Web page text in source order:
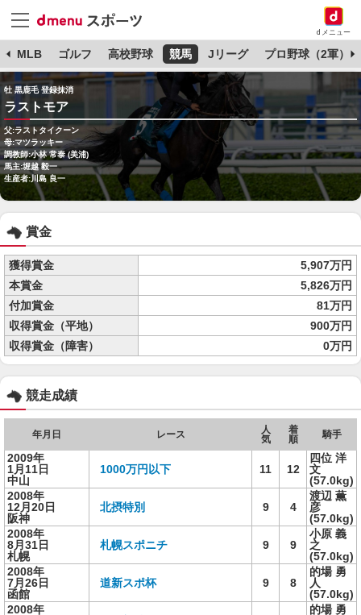
dメニュー
MLB ゴルフ 高校野球 競馬 Jリーグ プロ野球（2軍）
牡 黒鹿毛 登録抹消
ラストモア
父:ラストタイクーン
母:マツラッキー
調教師:小林 常泰 (美浦)
馬主:堀越 毅一
生産者:川島 良一
賞金
獲得賞金
5,907万円
本賞金
5,826万円
付加賞金
81万円
収得賞金（平地）
900万円
収得賞金（障害）
0万円
競走成績
年月日 レース
人
気
着
順
騎手
2009年
1月11日
中山
1000万円以下 11 12
四位 洋
文
(57.0kg)
2008年
12月20日
阪神
北摂特別 9 4
渡辺 薫
彦
(57.0kg)
2008年
8月31日
札幌
札幌スポニチ 9 9
小原 義
之
(57.0kg)
2008年
7月26日
函館
道新スポ杯 9 8
的場 勇
人
(57.0kg)
2008年
的場 勇